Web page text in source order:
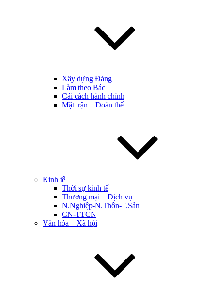
Xây dựng Đảng
Làm theo Bác
Cải cách hành chính
Mặt trận – Đoàn thể
Kinh tế
Thời sự kinh tế
Thương mại – Dịch vụ
N.Nghiệp-N.Thôn-T.Sản
CN-TTCN
Văn hóa – Xã hội